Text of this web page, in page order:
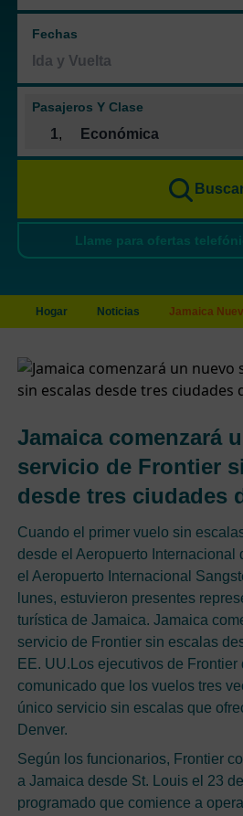
Fechas
Pasajeros Y Clase
1, Económica
Llame para ofertas
Hogar Noticias Jamaica
Jamaica comenzará
servicio de Frontier
desde tres ciudades
Cuando el primer vuelo sin
desde el Aeropuerto Internacional
el Aeropuerto Internacional
lunes, estuvieron presentes
turística de Jamaica. Jamaica
servicio de Frontier sin escalas
EE. UU.Los ejecutivos de Frontier
comunicado que los vuelos tres
único servicio sin escalas que
Denver.
Según los funcionarios, Frontier
a Jamaica desde St. Louis el 23
programado que comience a